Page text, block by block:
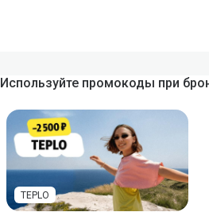
Используйте промокоды при
TEPLO